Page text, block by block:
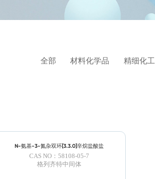
全部 材料化学品 精细化工
N-氨基-3-氮杂双环[3.3.0]辛烷盐酸盐
CAS NO：58108-05-7
格列齐特中间体